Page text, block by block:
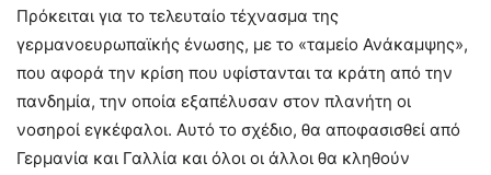
Πρόκειται για το τελευταίο τέχνασμα της
γερμανοευρωπαϊκής ένωσης, με το «ταμείο Ανάκαμψης»,
που αφορά την κρίση που υφίστανται τα κράτη από την
πανδημία, την οποία εξαπέλυσαν στον πλανήτη οι
νοσηροί εγκέφαλοι. Αυτό το σχέδιο, θα αποφασισθεί από
Γερμανία και Γαλλία και όλοι οι άλλοι θα κληθούν